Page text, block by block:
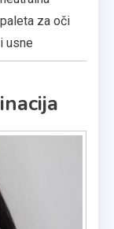
paleta za oči
i usne